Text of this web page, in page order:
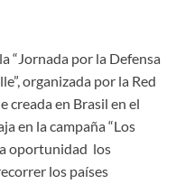
“Jornada por la Defensa
organizada por la Red
creada en Brasil en el
en la campaña “Los
oportunidad los
los países